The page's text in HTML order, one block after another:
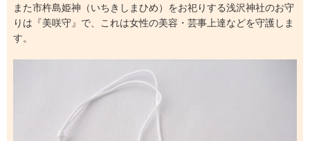
また市杵島姫神（いちきしまひめ）をお祀りする浅沢神社のお守
りは『美咲守』で、これは女性の美容・芸事上達などを守護しま
す。